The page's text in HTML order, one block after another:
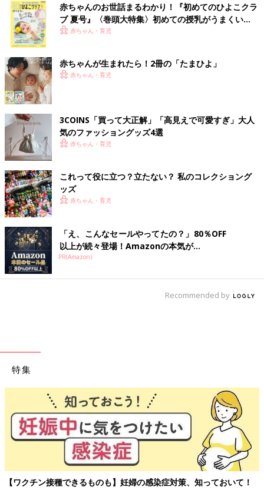
赤ちゃんのお世話まるわかり！『初めてのひよこクラ
ブ 夏号』〈巻頭大特集〉初めての授乳がうまくい
く！ おっぱい・ミルクの基本と夏のトラブル 解決テ
赤ちゃん・育児
赤ちゃんが生まれたら！2冊の「たまひよ」
赤ちゃん・育児
3COINS「買って大正解」「高見えで可愛すぎ」大人
気のファッショングッズ4選
赤ちゃん・育児
これって役に立つ？立たない？ 私のコレクショング
ッズ
赤ちゃん・育児
「え、こんなセールやってたの？」80％OFF
以上が続々登場！Amazonの本気が...
PR(Amazon)
Recommended by
特集
玉川大学教育学部教授、大豆生田先生に子どもたちの保育園でのリ
アルを聞く連載。